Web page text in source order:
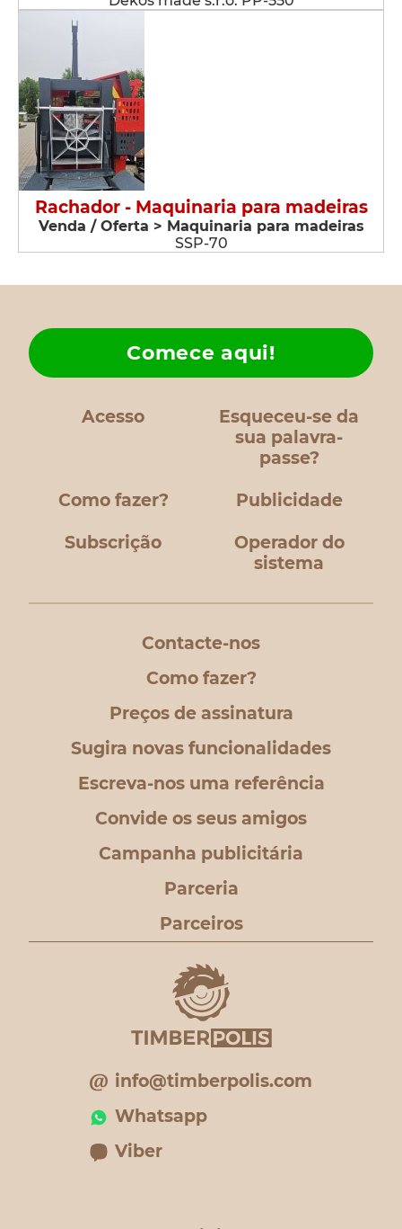
Rachador - Maquinaria para madeiras
Venda / Oferta > Maquinaria para madeiras
SSP-70
Acesso
Esqueceu-se da
sua palavra-
passe?
Como fazer?
Comece aqui!
Publicidade
Subscrição
Operador do
sistema
Contacte-nos
Como fazer?
Preços de assinatura
Sugira novas funcionalidades
Escreva-nos uma referência
Convide os seus amigos
Campanha publicitária
Parceria
Parceiros
info@timberpolis.com
Whatsapp
Viber